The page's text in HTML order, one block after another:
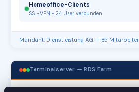
Homeoffice-Clients
SSL-VPN • 24 User verbunden
Mandant: Dienstleistung AG — 85 Mitarbeiter
Terminalserver — RDS Farm